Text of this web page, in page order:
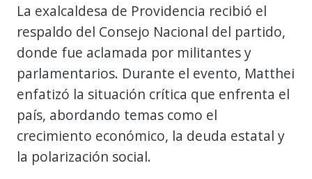
La exalcaldesa de Providencia recibió el
respaldo del Consejo Nacional del partido,
donde fue aclamada por militantes y
parlamentarios. Durante el evento, Matthei
enfatizó la situación crítica que enfrenta el
país, abordando temas como el
crecimiento económico, la deuda estatal y
la polarización social.